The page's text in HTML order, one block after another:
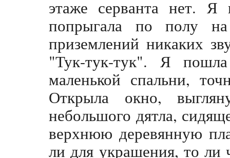
этаже серванта нет. Я
попрыгала по полу
приземлений никаких
"Тук-тук-тук". Я
маленькой спальни,
Открыла окно,
небольшого дятла,
верхнюю деревянную
ли для украшения, то ли